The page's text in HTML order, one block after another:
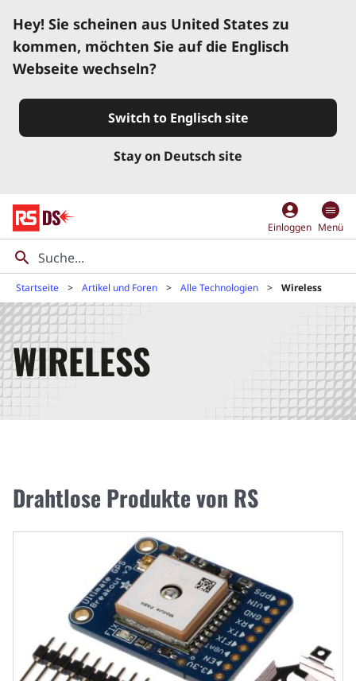
Hey! Sie scheinen aus United States zu
kommen, möchten Sie auf die Englisch
Webseite wechseln?
Switch to Englisch site
Stay on Deutsch site
account_circle
Einloggen Menü
Startseite Artikel und Foren Alle Technologien Wireless
WIRELESS
Drahtlose Produkte von RS